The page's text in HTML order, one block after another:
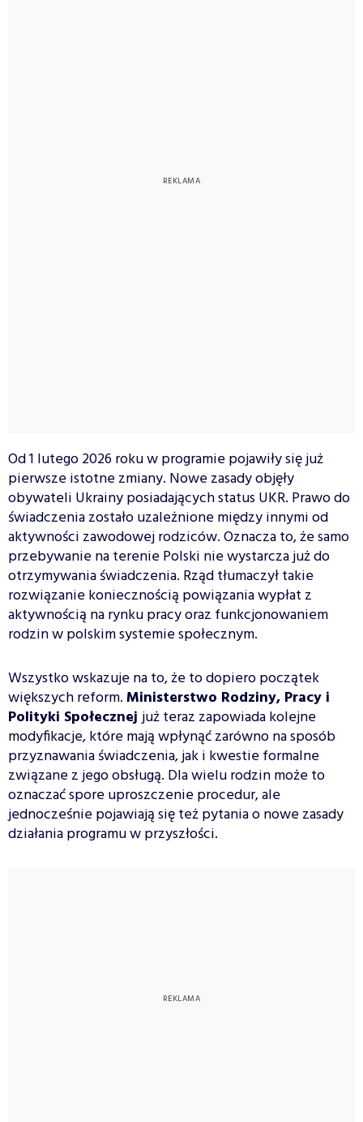
Od 1 lutego 2026 roku w programie pojawiły się już
pierwsze istotne zmiany. Nowe zasady objęły
obywateli Ukrainy posiadających status UKR. Prawo do
świadczenia zostało uzależnione między innymi od
aktywności zawodowej rodziców. Oznacza to, że samo
przebywanie na terenie Polski nie wystarcza już do
otrzymywania świadczenia. Rząd tłumaczył takie
rozwiązanie koniecznością powiązania wypłat z
aktywnością na rynku pracy oraz funkcjonowaniem
rodzin w polskim systemie społecznym.
Wszystko wskazuje na to, że to dopiero początek
większych reform.Ministerstwo Rodziny, Pracy i
Polityki Społecznejjuż teraz zapowiada kolejne
modyfikacje, które mają wpłynąć zarówno na sposób
przyznawania świadczenia, jak i kwestie formalne
związane z jego obsługą. Dla wielu rodzin może to
oznaczać spore uproszczenie procedur, ale
jednocześnie pojawiają się też pytania o nowe zasady
działania programu w przyszłości.